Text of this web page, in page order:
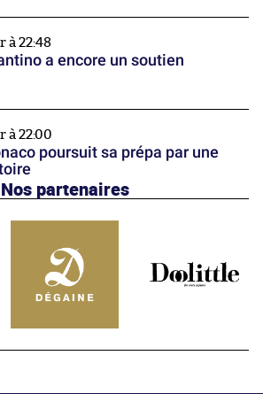
à 22:48
a encore un soutien
à 22:00
poursuit sa prépa par une
Nos partenaires